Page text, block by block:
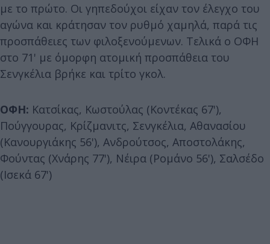
με το πρώτο. Οι γηπεδούχοι είχαν τον έλεγχο του
αγώνα και κράτησαν τον ρυθμό χαμηλά, παρά τις
προσπάθειες των φιλοξενούμενων. Τελικά ο ΟΦΗ
στο 71' με όμορφη ατομική προσπάθεια του
Σενγκέλια βρήκε και τρίτο γκολ.
ΟΦΗ: Κατσίκας, Κωστούλας (Κοντέκας 67'),
Πούγγουρας, Κρίζμανιτς, Σενγκέλια, Αθανασίου
(Κανουργιάκης 56'), Ανδρούτσος, Αποστολάκης,
Φούντας (Χνάρης 77'), Νέιρα (Ρομάνο 56'), Σαλσέδο
(Ισεκά 67')